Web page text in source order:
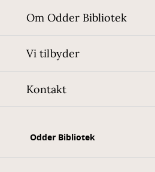
Om Odder Bibliotek
Vi tilbyder
Kontakt
Odder Bibliotek